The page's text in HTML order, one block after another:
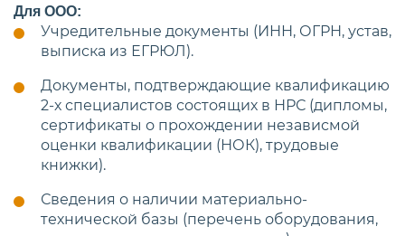
Для ООО:
Учредительные документы (ИНН, ОГРН, устав,
выписка из ЕГРЮЛ).
Документы, подтверждающие квалификацию
2-х специалистов состоящих в НРС (дипломы,
сертификаты о прохождении независмой
оценки квалификации (НОК), трудовые
книжки).
Сведения о наличии материально-
технической базы (перечень оборудования,